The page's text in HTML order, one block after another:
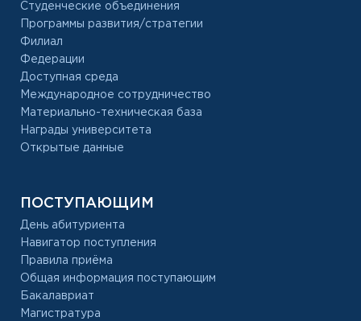
Студенческие объединения
Программы развития/стратегии
Филиал
Федерации
Доступная среда
Международное сотрудничество
Материально-техническая база
Награды университета
Открытые данные
ПОСТУПАЮЩИМ
День абитуриента
Навигатор поступления
Правила приёма
Общая информация поступающим
Бакалавриат
Магистратура